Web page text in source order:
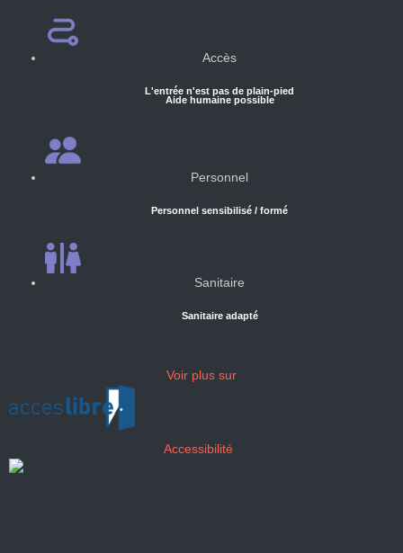
Accès
L'entrée n'est pas de plain-pied
Aide humaine possible
Personnel
Personnel sensibilisé / formé
Sanitaire
Sanitaire adapté
Voir plus sur
Accessibilité